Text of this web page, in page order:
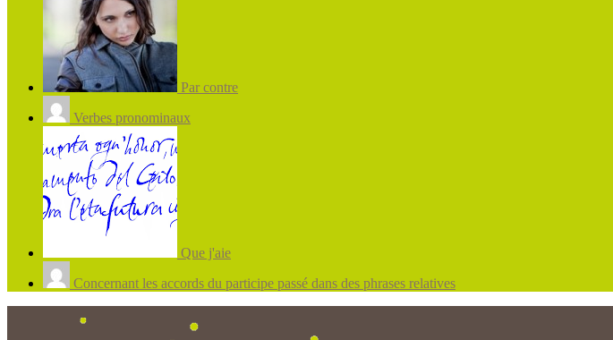
Par contre
Verbes pronominaux
Que j'aie
Concernant les accords du participe passé dans des phrases relatives